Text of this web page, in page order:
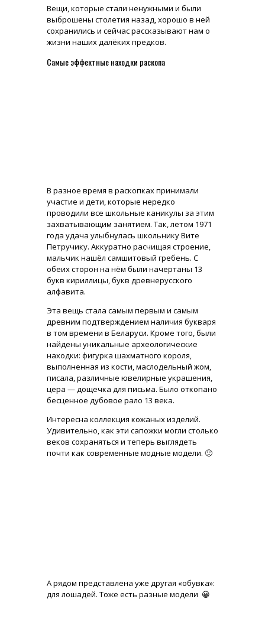
Вещи, которые стали ненужными и были
выброшены столетия назад, хорошо в ней
сохранились и сейчас рассказывают нам о
жизни наших далёких предков.
Самые эффектные находки раскопа
В разное время в раскопках принимали
участие и дети, которые нередко
проводили все школьные каникулы за этим
захватывающим занятием. Так, летом 1971
года удача улыбнулась школьнику Вите
Петручику. Аккуратно расчищая строение,
мальчик нашёл самшитовый гребень. С
обеих сторон на нём были начертаны 13
букв кириллицы, букв древнерусского
алфавита.
Эта вещь стала самым первым и самым
древним подтверждением наличия букваря
в том времени в Беларуси. Кроме того, были
найдены уникальные археологические
находки: фигурка шахматного короля,
выполненная из кости, маслодельный жом,
писала, различные ювелирные украшения,
цера — дощечка для письма. Было откопано
бесценное дубовое рало 13 века.
Интересна коллекция кожаных изделий.
Удивительно, как эти сапожки могли столько
веков сохраняться и теперь выглядеть
почти как современные модные модели. 🙂
А рядом представлена уже другая «обувка»:
для лошадей. Тоже есть разные модели 😀